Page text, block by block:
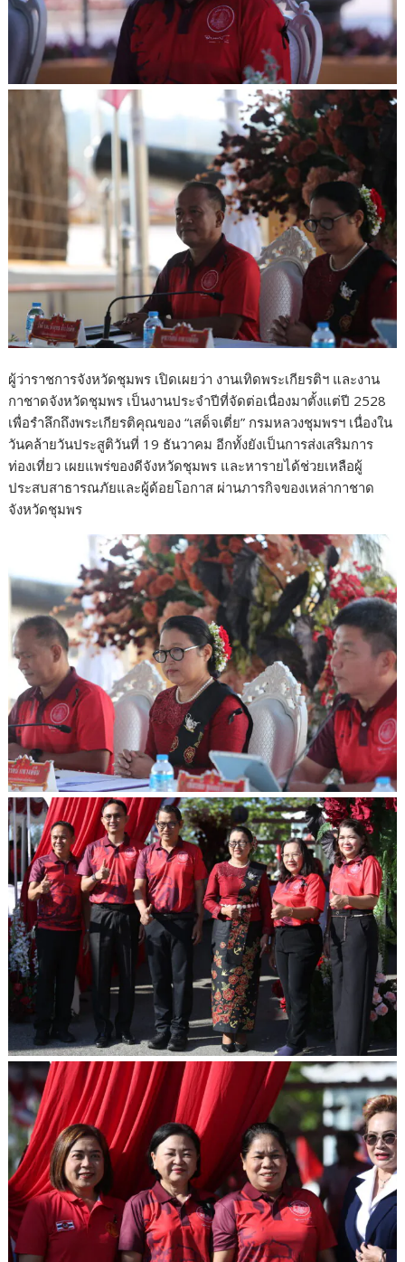
ผู้ว่าราชการจังหวัดชุมพร เปิดเผยว่า งานเทิดพระเกียรติฯ และงาน
กาชาดจังหวัดชุมพร เป็นงานประจำปีที่จัดต่อเนื่องมาตั้งแต่ปี 2528
เพื่อรำลึกถึงพระเกียรติคุณของ “เสด็จเตี่ย” กรมหลวงชุมพรฯ เนื่องใน
วันคล้ายวันประสูติวันที่ 19 ธันวาคม อีกทั้งยังเป็นการส่งเสริมการ
ท่องเที่ยว เผยแพร่ของดีจังหวัดชุมพร และหารายได้ช่วยเหลือผู้
ประสบสาธารณภัยและผู้ด้อยโอกาส ผ่านภารกิจของเหล่ากาชาด
จังหวัดชุมพร